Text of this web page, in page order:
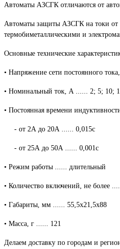
Автоматы АЗСГК отличаются от
Автоматы защиты АЗСГК на токи от
термобиметаллическими и
Основные технические
• Напряжение сети постоянного
• Номинальный ток, А ...... 2; 5; 10;
• Постоянная времени
- от 2А до 20А ...... 0,015с
- от 25А до 50А ...... 0,001с
• Режим работы ...... длительный
• Количество включений, не более
• Габариты, мм ...... 55,5х21,5х88
• Масса, г ...... 121
Делаем доставку по городам и